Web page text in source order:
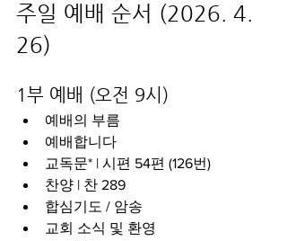
주일 예배 순서 (2026. 4.
26)
1부 예배 (오전 9시)
예배의 부름
예배합니다
교독문* | 시편 54편 (126번)
찬양 | 찬 289
합심기도 / 암송
교회 소식 및 환영